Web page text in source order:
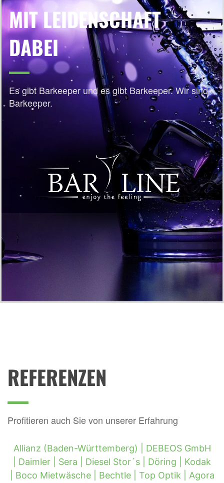
MIT LEIDENSCHAFT
DABEI
Es gibt Barkeeper und es gibt Barkeeper. Wir sind
Barkeeper.
REFERENZEN
Profitieren auch Sie von unserer Erfahrung
Allianz (Baden-Württemberg) | DEBEOS GmbH
Daimler | Sera | Diesel Stor´s | Döring | Kodak
Boco Mietwäsche | Bechtle | Top Optik | Agora